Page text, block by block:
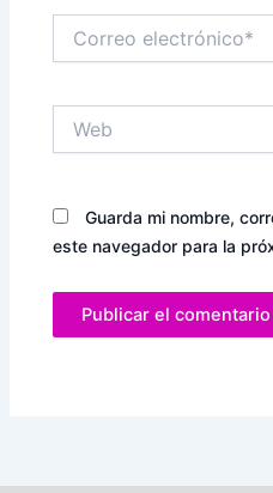
electrónico*
Guarda mi nombre,
este navegador para la